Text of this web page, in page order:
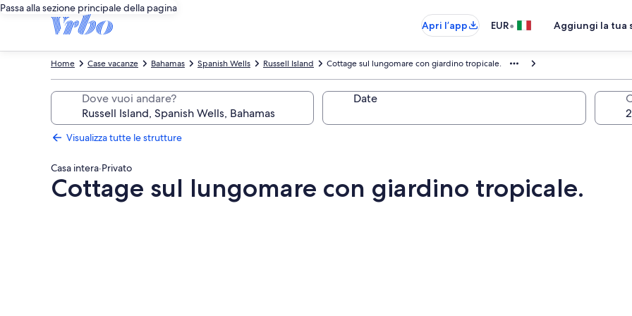
Passa alla sezione principale della pagina
Apri l’app
EUR• Aggiungi la tua
Cottage sul lungomare con giardino tropicale.
Russell Island
Spanish Wells
Bahamas
Case vacanze
Home
Dove vuoi andare? Date
Visualizza tutte le strutture
Casa intera·Privato
Cottage sul lungomare con giardino tropicale.